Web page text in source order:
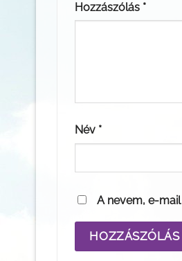
Hozzászólás *
Név *
A nevem, e-